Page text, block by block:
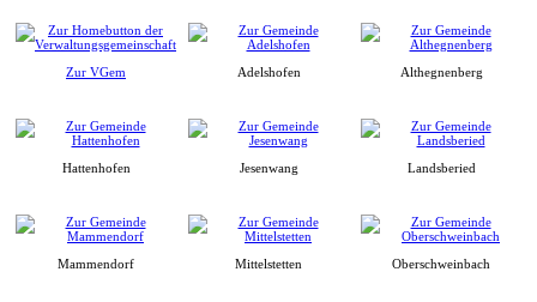
Zur VGem Adelshofen Althegnenberg
Hattenhofen Jesenwang Landsberied
Mammendorf Mittelstetten Oberschweinbach